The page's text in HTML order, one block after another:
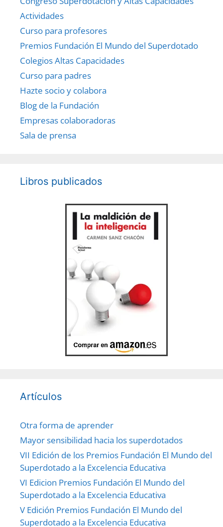
Actividades
Curso para profesores
Premios Fundación El Mundo del Superdotado
Colegios Altas Capacidades
Curso para padres
Hazte socio y colabora
Blog de la Fundación
Empresas colaboradoras
Sala de prensa
Libros publicados
Artículos
Otra forma de aprender
Mayor sensibilidad hacia los superdotados
VII Edición de los Premios Fundación El Mundo del
Superdotado a la Excelencia Educativa
VI Edicion Premios Fundación El Mundo del
Superdotado a la Excelencia Educativa
V Edición Premios Fundación El Mundo del
Superdotado a la Excelencia Educativa